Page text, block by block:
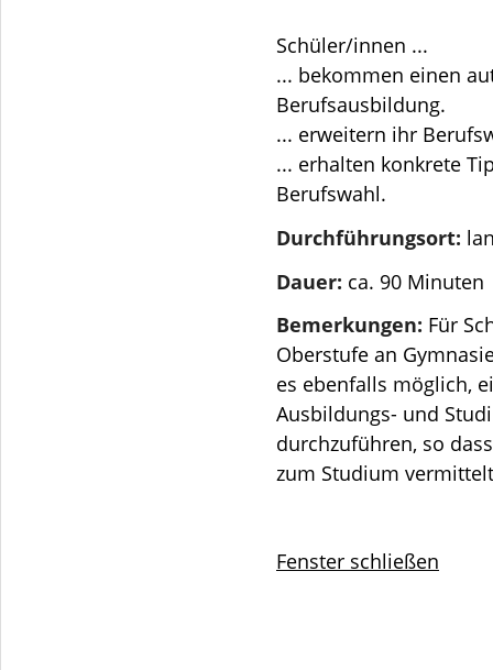
Schüler/innen ...
... bekommen einen
Berufsausbildung.
... erweitern ihr
... erhalten konkrete
Berufswahl.
Durchführungsort:
Dauer: ca. 90 Minuten
Bemerkungen: Für
Oberstufe an
es ebenfalls möglich,
Ausbildungs- und
durchzuführen, so
zum Studium
Fenster schließen